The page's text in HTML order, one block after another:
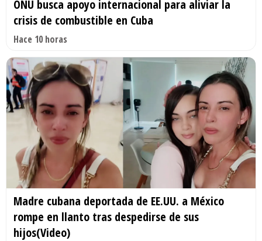
ONU busca apoyo internacional para aliviar la
crisis de combustible en Cuba
Hace 10 horas
Madre cubana deportada de EE.UU. a México
rompe en llanto tras despedirse de sus
hijos(Video)